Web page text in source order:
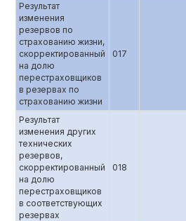
Результат
изменения
резервов по
страхованию жизни,
скорректированный
на долю
перестраховщиков
в резервах по
страхованию жизни
017
Результат
изменения других
технических
резервов,
скорректированный
на долю
перестраховщиков
в соответствующих
резервах
018